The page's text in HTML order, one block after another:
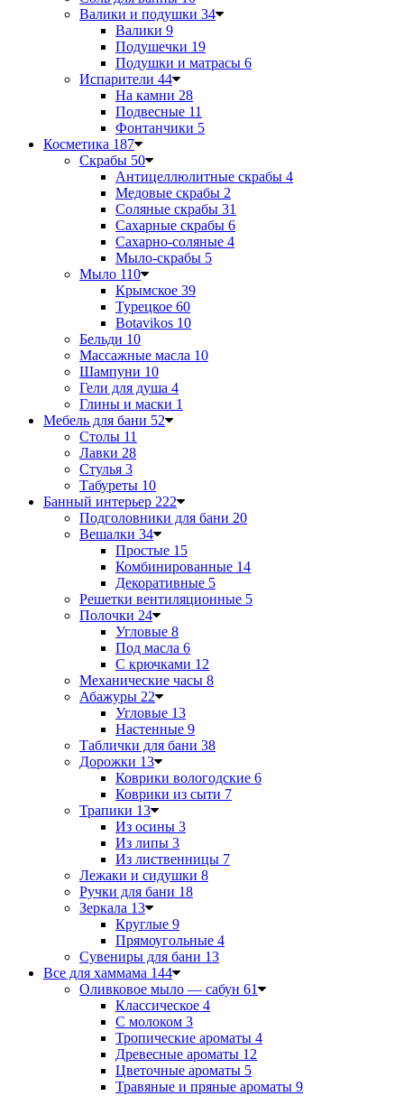
Валики и подушки 34
Валики 9
Подушечки 19
Подушки и матрасы 6
Испарители 44
На камни 28
Подвесные 11
Фонтанчики 5
Косметика 187
Скрабы 50
Антицеллюлитные скрабы 4
Медовые скрабы 2
Соляные скрабы 31
Сахарные скрабы 6
Сахарно-соляные 4
Мыло-скрабы 5
Мыло 110
Крымское 39
Турецкое 60
Botavikos 10
Бельди 10
Массажные масла 10
Шампуни 10
Гели для душа 4
Глины и маски 1
Мебель для бани 52
Столы 11
Лавки 28
Стулья 3
Табуреты 10
Банный интерьер 222
Подголовники для бани 20
Вешалки 34
Простые 15
Комбинированные 14
Декоративные 5
Решетки вентиляционные 5
Полочки 24
Угловые 8
Под масла 6
С крючками 12
Механические часы 8
Абажуры 22
Угловые 13
Настенные 9
Таблички для бани 38
Дорожки 13
Коврики вологодские 6
Коврики из сыти 7
Трапики 13
Из осины 3
Из липы 3
Из лиственницы 7
Лежаки и сидушки 8
Ручки для бани 18
Зеркала 13
Круглые 9
Прямоугольные 4
Сувениры для бани 13
Все для хаммама 144
Оливковое мыло — сабун 61
Классическое 4
С молоком 3
Тропические ароматы 4
Древесные ароматы 12
Цветочные ароматы 5
Травяные и пряные ароматы 9